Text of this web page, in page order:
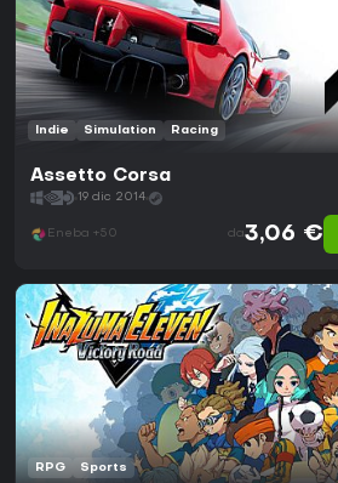
Indie Simulation Racing
Assetto Corsa
19 dic 2014
Eneba +50 da3,06 €
RPG Sports